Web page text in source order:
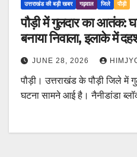
उत्तराखंड की बड़ी खबर गढ़वाल जिले पौड़ी
पौड़ी में गुलदार का आतंक:
बनाया निवाला, इलाके में
JUNE 28, 2026
पौड़ी। उत्तराखंड के पौड़ी जिले में
घटना सामने आई है। नैनीडांडा